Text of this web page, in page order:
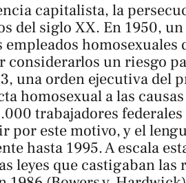
capitalista, la
del siglo XX. En 1950,
empleados homosexuales
considerarlos un riesgo
una orden ejecutiva del
homosexual a las
trabajadores
por este motivo, y el
hasta 1995. A escala
leyes que castigaban las